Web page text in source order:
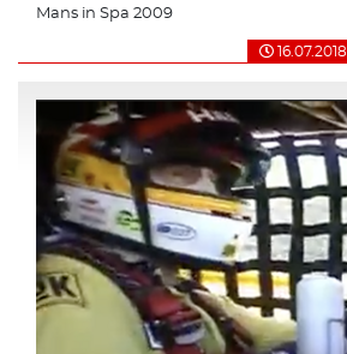
Mans in Spa 2009
16.07.2018